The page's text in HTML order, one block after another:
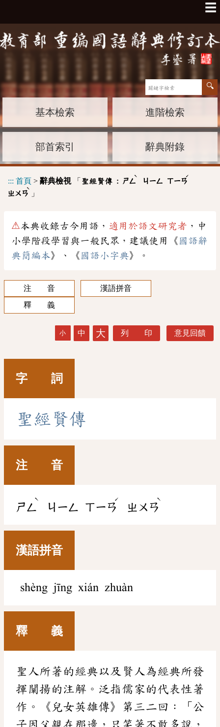
☰
基本檢索 進階檢索
部首索引 辭典附錄
::: 首頁 > 辭典檢視「 聖經賢傳 : ㄕㄥ
ˋ
ㄐㄧㄥ ㄒㄧㄢ
ˊ
ㄓㄨㄢ
ˋ
」
⚠本典收錄古今用語， 適用於語文研究者 ，中
小學階段學習與一般民眾，建議使用《 國語辭
典簡編本》、《 國語小字典》。
注 音
漢語拼音
釋 義
小 中 大 列 印 意見回饋
字 詞
聖經 賢傳
注 音
ㄕㄥ
ˋ
ㄐㄧㄥ ㄒㄧㄢ
ˊ
ㄓㄨㄢ
ˋ
漢語拼音
shèng jīng xián zhuàn
釋 義
聖人所著的經典以及賢人為經典所發
揮闡揚的注解。泛指儒家的代表性著
作。《兒女英雄傳》第三二回：「公
子因父親在那邊，只笑著不敢多說，